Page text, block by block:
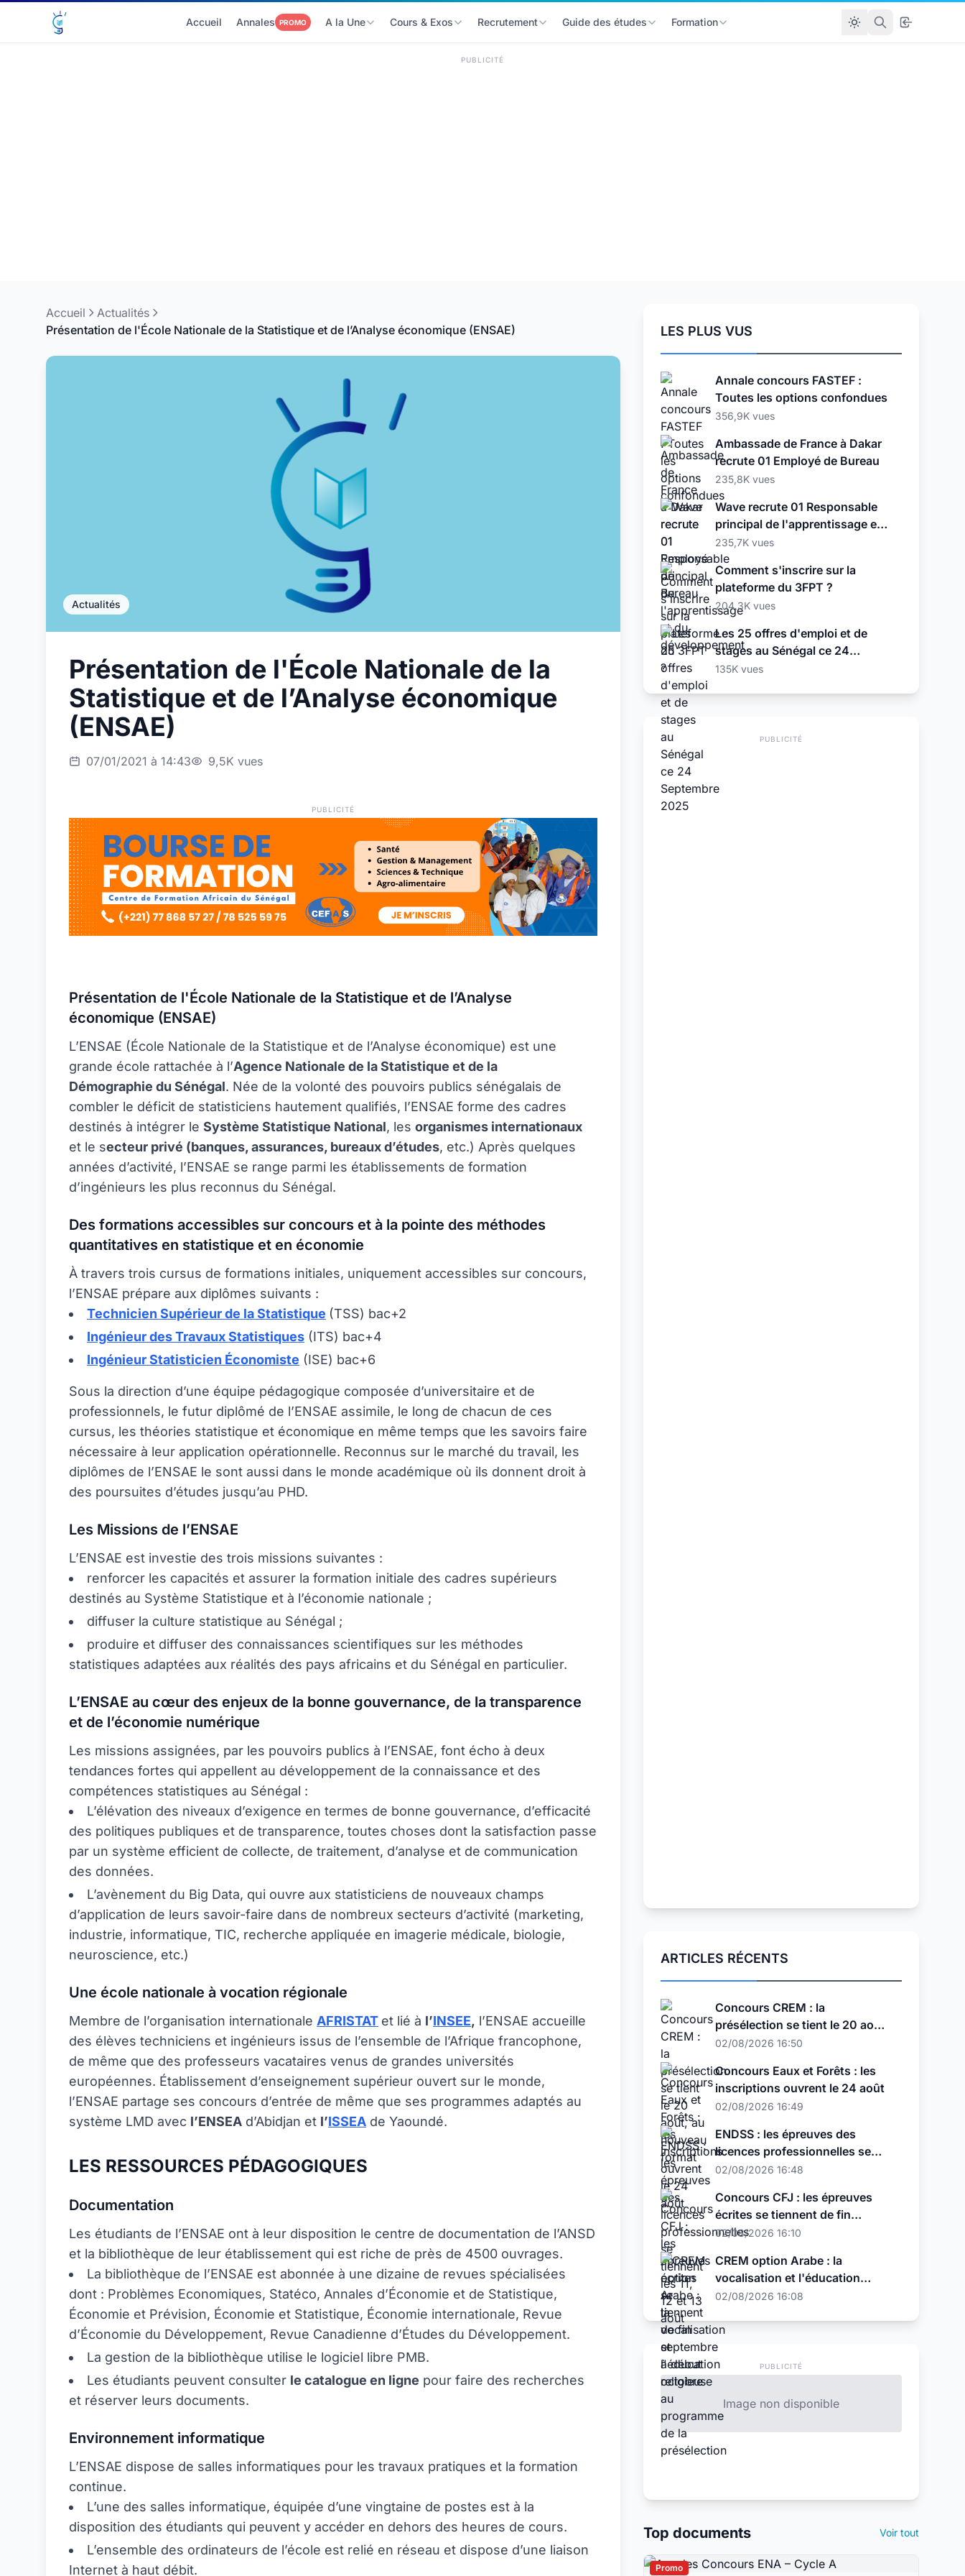
Accueil Annales PROMO A la Une Cours & Exos Recrutement Guide des études Formation
PUBLICITÉ
Accueil
Actualités
Présentation de l'École Nationale de la Statistique et de l’Analyse économique (ENSAE)
Actualités
Présentation de l'École Nationale de la
Statistique et de l’Analyse économique
(ENSAE)
07/01/2021 à 14:43 9,5K vues
PUBLICITÉ
Présentation de l'École Nationale de la Statistique et de l’Analyse
économique (ENSAE)
L’ENSAE (École Nationale de la Statistique et de l’Analyse économique) est une
grande école rattachée à l’Agence Nationale de la Statistique et de la
Démographie du Sénégal. Née de la volonté des pouvoirs publics sénégalais de
combler le déficit de statisticiens hautement qualifiés, l’ENSAE forme des cadres
destinés à intégrer le Système Statistique National, les organismes internationaux
et le secteur privé (banques, assurances, bureaux d’études, etc.) Après quelques
années d’activité, l’ENSAE se range parmi les établissements de formation
d’ingénieurs les plus reconnus du Sénégal.
Des formations accessibles sur concours et à la pointe des méthodes
quantitatives en statistique et en économie
À travers trois cursus de formations initiales, uniquement accessibles sur concours,
l’ENSAE prépare aux diplômes suivants :
Technicien Supérieur de la Statistique (TSS) bac+2
Ingénieur des Travaux Statistiques (ITS) bac+4
Ingénieur Statisticien Économiste (ISE) bac+6
Sous la direction d’une équipe pédagogique composée d’universitaire et de
professionnels, le futur diplômé de l’ENSAE assimile, le long de chacun de ces
cursus, les théories statistique et économique en même temps que les savoirs faire
nécessaire à leur application opérationnelle. Reconnus sur le marché du travail, les
diplômes de l’ENSAE le sont aussi dans le monde académique où ils donnent droit à
des poursuites d’études jusqu’au PHD.
Les Missions de l’ENSAE
L’ENSAE est investie des trois missions suivantes :
renforcer les capacités et assurer la formation initiale des cadres supérieurs
destinés au Système Statistique et à l’économie nationale ;
diffuser la culture statistique au Sénégal ;
produire et diffuser des connaissances scientifiques sur les méthodes
statistiques adaptées aux réalités des pays africains et du Sénégal en particulier.
L’ENSAE au cœur des enjeux de la bonne gouvernance, de la transparence
et de l’économie numérique
Les missions assignées, par les pouvoirs publics à l’ENSAE, font écho à deux
tendances fortes qui appellent au développement de la connaissance et des
compétences statistiques au Sénégal :
L’élévation des niveaux d’exigence en termes de bonne gouvernance, d’efficacité
des politiques publiques et de transparence, toutes choses dont la satisfaction passe
par un système efficient de collecte, de traitement, d’analyse et de communication
des données.
L’avènement du Big Data, qui ouvre aux statisticiens de nouveaux champs
d’application de leurs savoir-faire dans de nombreux secteurs d’activité (marketing,
industrie, informatique, TIC, recherche appliquée en imagerie médicale, biologie,
neuroscience, etc.)
Une école nationale à vocation régionale
Membre de l’organisation internationale AFRISTAT et lié à l’INSEE, l’ENSAE accueille
des élèves techniciens et ingénieurs issus de l’ensemble de l’Afrique francophone,
de même que des professeurs vacataires venus de grandes universités
européennes. Établissement d’enseignement supérieur ouvert sur le monde,
l’ENSAE partage ses concours d’entrée de même que ses programmes adaptés au
système LMD avec l’ENSEA d’Abidjan et l’ISSEA de Yaoundé.
LES RESSOURCES PÉDAGOGIQUES
Documentation
Les étudiants de l’ENSAE ont à leur disposition le centre de documentation de l’ANSD
et la bibliothèque de leur établissement qui est riche de près de 4500 ouvrages.
La bibliothèque de l’ENSAE est abonnée à une dizaine de revues spécialisées
dont : Problèmes Economiques, Statéco, Annales d’Économie et de Statistique,
Économie et Prévision, Économie et Statistique, Économie internationale, Revue
d’Économie du Développement, Revue Canadienne d’Études du Développement.
La gestion de la bibliothèque utilise le logiciel libre PMB.
Les étudiants peuvent consulter le catalogue en ligne pour faire des recherches
et réserver leurs documents.
Environnement informatique
L’ENSAE dispose de salles informatiques pour les travaux pratiques et la formation
continue.
L’une des salles informatique, équipée d’une vingtaine de postes est à la
disposition des étudiants qui peuvent y accéder en dehors des heures de cours.
L’ensemble des ordinateurs de l’école est relié en réseau et dispose d’une liaison
Internet à haut débit.
LES PLUS VUS
Annale concours FASTEF :
Toutes les options confondues
356,9K vues
Ambassade de France à Dakar
recrute 01 Employé de Bureau
235,8K vues
Wave recrute 01 Responsable
principal de l'apprentissage et
du développement
235,7K vues
Comment s'inscrire sur la
plateforme du 3FPT ?
204,3K vues
Les 25 offres d'emploi et de
stages au Sénégal ce 24
Septembre 2025
135K vues
PUBLICITÉ
ARTICLES RÉCENTS
Concours CREM : la
présélection se tient le 20 août,
au nouveau format
02/08/2026 16:50
Concours Eaux et Forêts : les
inscriptions ouvrent le 24 août
02/08/2026 16:49
ENDSS : les épreuves des
licences professionnelles se
tiennent les 11, 12 et 13 août
02/08/2026 16:48
Concours CFJ : les épreuves
écrites se tiennent de fin
septembre à début octobre
02/08/2026 16:10
CREM option Arabe : la
vocalisation et l'éducation
religieuse au programme de la
02/08/2026 16:08
PUBLICITÉ
Image non disponible
Top documents Voir tout
Promo